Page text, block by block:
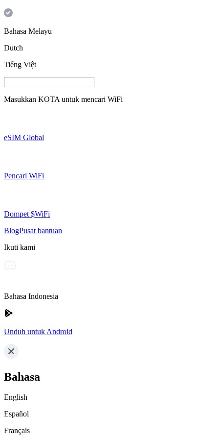
Bahasa Melayu
Dutch
Tiếng Việt
Masukkan KOTA untuk mencari WiFi
eSIM Global
Pencari WiFi
Dompet $WiFi
BlogPusat bantuan
Ikuti kami
Bahasa Indonesia
Unduh untuk Android
Bahasa
English
Español
Français